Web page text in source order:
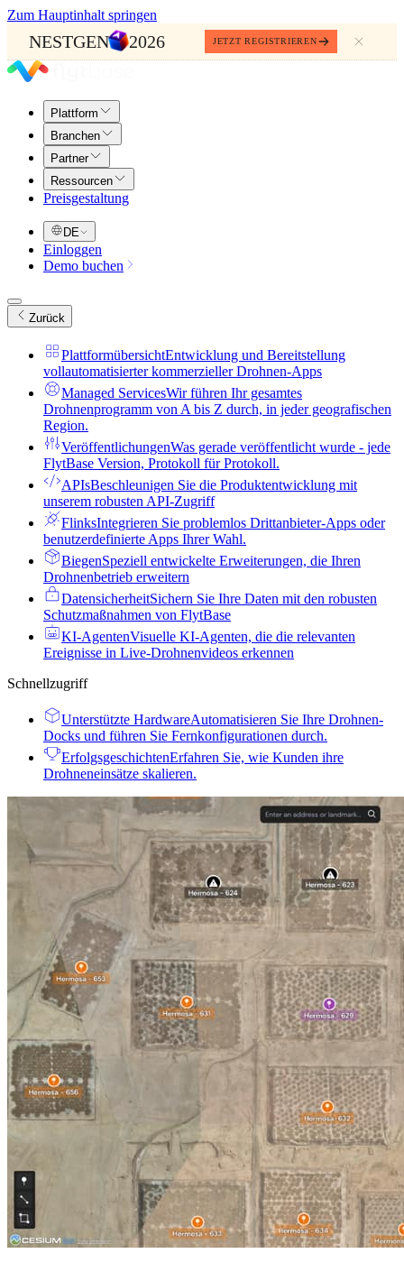
Zum Hauptinhalt springen
NESTGEN 2026 JETZT REGISTRIEREN
Plattform
Branchen
Partner
Ressourcen
Preisgestaltung
DE
Einloggen
Demo buchen
Zurück
PlattformübersichtEntwicklung und Bereitstellung
vollautomatisierter kommerzieller Drohnen-Apps
Managed ServicesWir führen Ihr gesamtes
Drohnenprogramm von A bis Z durch, in jeder geografischen
Region.
VeröffentlichungenWas gerade veröffentlicht wurde - jede
FlytBase Version, Protokoll für Protokoll.
APIsBeschleunigen Sie die Produktentwicklung mit
unserem robusten API-Zugriff
FlinksIntegrieren Sie problemlos Drittanbieter-Apps oder
benutzerdefinierte Apps Ihrer Wahl.
BiegenSpeziell entwickelte Erweiterungen, die Ihren
Drohnenbetrieb erweitern
DatensicherheitSichern Sie Ihre Daten mit den robusten
Schutzmaßnahmen von FlytBase
KI-AgentenVisuelle KI-Agenten, die die relevanten
Ereignisse in Live-Drohnenvideos erkennen
Schnellzugriff
Unterstützte HardwareAutomatisieren Sie Ihre Drohnen-
Docks und führen Sie Fernkonfigurationen durch.
ErfolgsgeschichtenErfahren Sie, wie Kunden ihre
Drohneneinsätze skalieren.